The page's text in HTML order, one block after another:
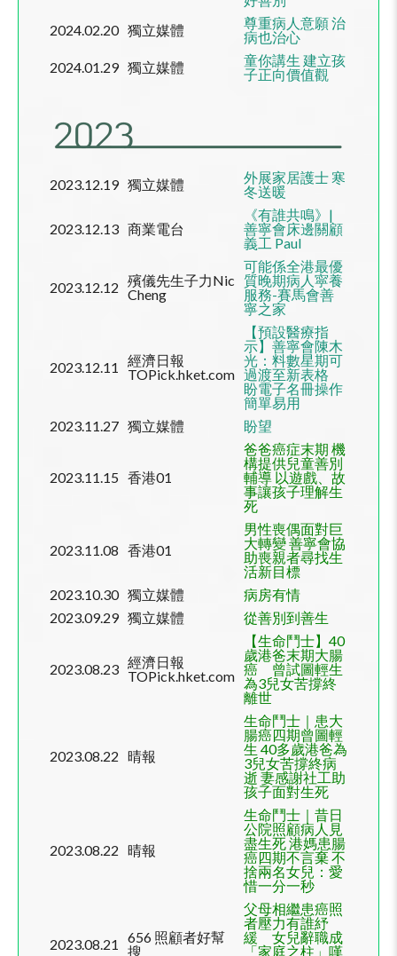
2024.02.20 獨立媒體
尊重病人意願 治
病也治心
2024.01.29 獨立媒體
童你講生 建立孩
子正向價值觀
2023.12.19 獨立媒體
外展家居護士 寒
冬送暖
2023.12.13 商業電台
《有誰共鳴》|
善寧會床邊關顧
義工 Paul
2023.12.12 殯儀先生子力Nic
Cheng
可能係全港最優
質晚期病人寜養
服務-賽馬會善
寧之家
2023.12.11
經濟日報
TOPick.hket.com
【預設醫療指
示】善寧會陳木
光：料數星期可
過渡至新表格
盼電子名冊操作
簡單易用
2023.11.27 獨立媒體 盼望
2023.11.15 香港01
爸爸癌症末期 機
構提供兒童善別
輔導 以遊戲、故
事讓孩子理解生
死
2023.11.08 香港01
男性喪偶面對巨
大轉變 善寧會協
助喪親者尋找生
活新目標
2023.10.30 獨立媒體
病房有情
2023.09.29 獨立媒體 從善別到善生
2023.08.23 經濟日報
TOPick.hket.com
【生命鬥士】40
歲港爸末期大腸
癌 曾試圖輕生
為3兒女苦撐終
離世
2023.08.22 晴報
生命鬥士｜患大
腸癌四期曾圖輕
生 40多歲港爸為
3兒女苦撐終病
逝 妻感謝社工助
孩子面對生死
2023.08.22 晴報
生命鬥士｜昔日
公院照顧病人見
盡生死 港媽患腸
癌四期不言棄 不
捨兩名女兒：愛
惜一分一秒
2023.08.21 656 照顧者好幫
搜
父母相繼患癌照
者壓力有誰紓
緩 女兒辭職成
「家庭之柱」嘆